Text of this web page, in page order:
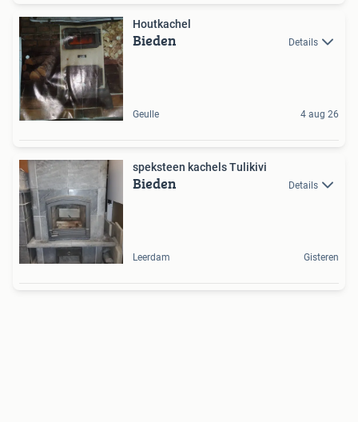
Houtkachel
Bieden Details
Geulle 4 aug 26
speksteen kachels Tulikivi
Bieden Details
Leerdam Gisteren